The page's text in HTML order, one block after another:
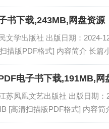
书下载,243MB,网盘资源
文学出版社 出版日期：2024-
描版PDF格式] 内容简介 长篇
电子书下载,191MB,网
苏凤凰文艺出版社 出版日期
[高清扫描版PDF格式] 内容简